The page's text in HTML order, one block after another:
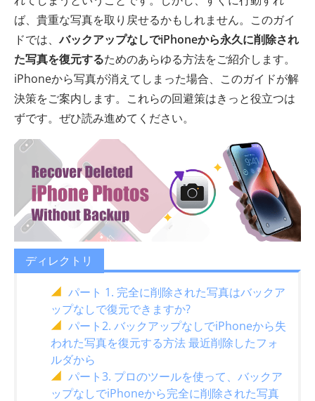
ば、貴重な写真を取り戻せるかもしれません。このガイ
ドでは、バックアップなしでiPhoneから永久に削除され
た写真を復元するためのあらゆる方法をご紹介します。
iPhoneから写真が消えてしまった場合、このガイドが解
決策をご案内します。これらの回避策はきっと役立つは
ずです。ぜひ読み進めてください。
ディレクトリ
パート 1. 完全に削除された写真はバックア
ップなしで復元できますか?
パート2. バックアップなしでiPhoneから失
われた写真を復元する方法 最近削除したフォ
ルダから
パート3. プロのツールを使って、バックア
ップなしでiPhoneから完全に削除された写真